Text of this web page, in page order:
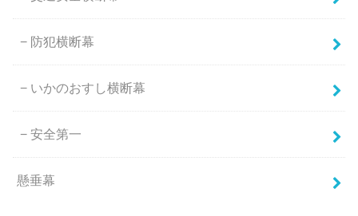
防犯横断幕
いかのおすし横断幕
安全第一
懸垂幕